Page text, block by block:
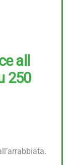
all
250